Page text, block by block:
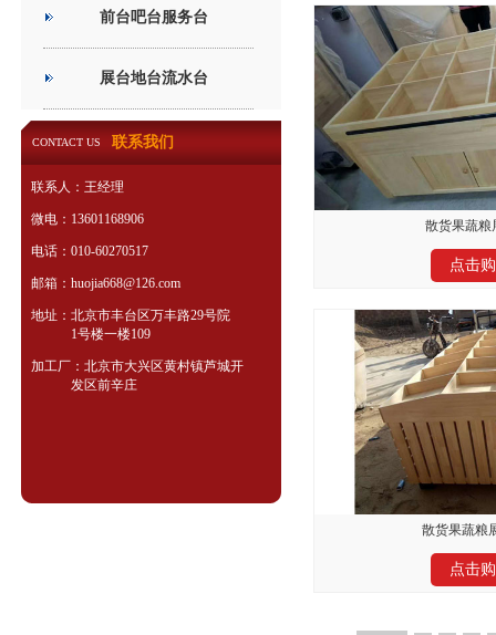
前台吧台服务台
展台地台流水台
CONTACT US 联系我们
联系人：王经理
微电：13601168906
电话：010-60270517
邮箱：huojia668@126.com
地址：北京市丰台区万丰路29号院
1号楼一楼109
加工厂：北京市大兴区黄村镇芦城开
发区前辛庄
散货果蔬粮
点击
散货果蔬粮
点击